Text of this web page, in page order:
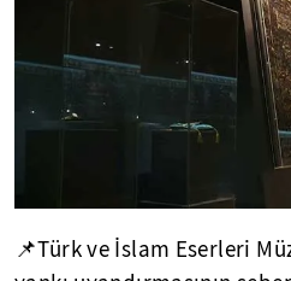
📌Türk ve İslam Eserleri